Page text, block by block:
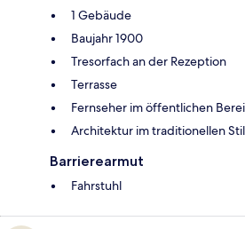
1 Gebäude
Baujahr 1900
Tresorfach an der Rezeption
Terrasse
Fernseher im öffentlichen
Architektur im traditionellen Stil
Barrierearmut
Fahrstuhl